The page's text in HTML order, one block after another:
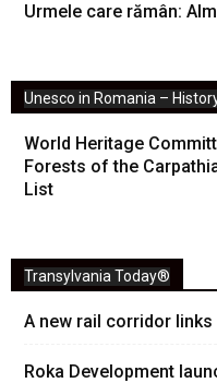
Urmele care rămân:
Unesco in Romania –
World Heritage
Forests of the
List
Transylvania Today®
A new rail corridor
Roka Development